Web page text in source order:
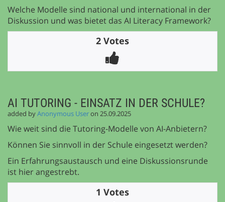
Welche Modelle sind national und international in der
Diskussion und was bietet das AI Literacy Framework?
2 Votes
AI TUTORING - EINSATZ IN DER SCHULE?
added byAnonymous Useron 25.09.2025
Wie weit sind die Tutoring-Modelle von AI-Anbietern?
Können Sie sinnvoll in der Schule eingesetzt werden?
Ein Erfahrungsaustausch und eine Diskussionsrunde
ist hier angestrebt.
1 Votes